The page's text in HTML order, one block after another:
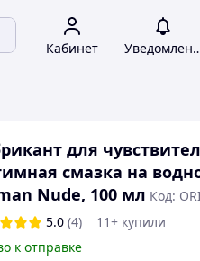
Кабинет
для
смазка на
Nude, 100 мл Код:
5.0 (4)
11+ купили
к отправке